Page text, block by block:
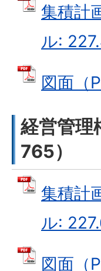
集積計
ル:
図面（
経営管
765）
集積計
ル:
図面（